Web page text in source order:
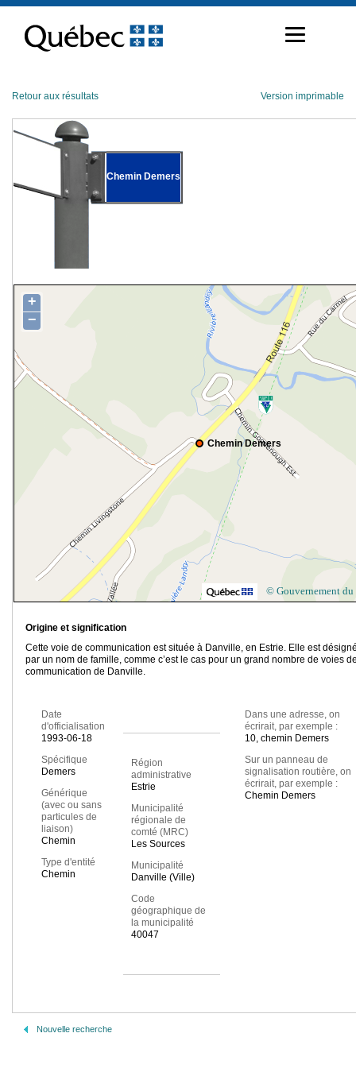
contenu
Retour aux résultats Version imprimable
Chemin Demers
Chemin Demers
+
−
© Gouvernement du
Origine et signification
Cette voie de communication est située à Danville, en Estrie. Elle est
par un nom de famille, comme c’est le cas pour un grand nombre de voies
communication de Danville.
Date
d'officialisation
1993-06-18
Spécifique
Demers
Générique
(avec ou sans
particules de
liaison)
Chemin
Type d'entité
Chemin
Région
administrative
Estrie
Municipalité
régionale de
comté (MRC)
Les Sources
Municipalité
Danville (Ville)
Code
géographique de
la municipalité
40047
Dans une adresse, on
écrirait, par exemple :
10, chemin Demers
Sur un panneau de
signalisation routière, on
écrirait, par exemple :
Chemin Demers
Nouvelle recherche